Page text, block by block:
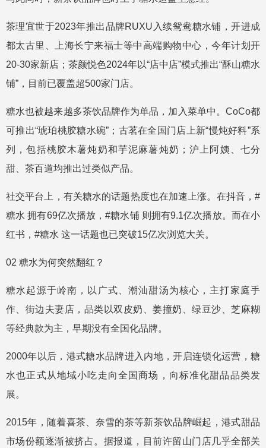
茶理宜世于2023年推出品牌RUXU入续鸳鸯糖水铺，开进成
都太古里、上海长宁来福士等中高端购物中心，今年计划开
20-30家新店；茶颜悦色2024年以“店中店”模式推出“酥山糖水
铺”，目前已覆盖超500家门店。
糖水也被越来越多茶饮品牌作为单品，加入菜单中。CoCo都
可推出“琥珀桃胶糖水碗”；古茗在全国门店上新“慢炖好料”系
列，包括桃胶木薯炖奶和芋泥麻薯炖奶；沪上阿姨、七分
甜、茶百道均推出过类似产品。
社交平台上，有关糖水的话题热度也在加速上涨。在抖音，#
糖水 拥有69亿次播放，#糖水铺 则拥有9.1亿次播放。而在小
红书，#糖水 这一话题也已突破15亿次浏览大关。
02 糖水为何突然翻红？
糖水起源于岭南，以广式、潮汕甜汤为核心，主打家庭手
作、街边夫妻店，品类以双皮奶、姜撞奶、绿豆沙、芝麻糊
等经典款为主，早期没有全国化品牌。
2000年以后，港式糖水品牌进入内地，开启连锁化运营，糖
水也正式从地域小吃走向全国商场，向标准化甜品品类发
展。
2015年，随着喜茶、奈雪的茶等新茶饮品牌崛起，港式甜品
市场份额逐渐被挤占。据报道，目前许留山门店几乎全部关